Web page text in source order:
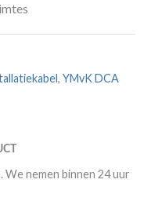
, YMvK DCA
We nemen binnen 24 uur